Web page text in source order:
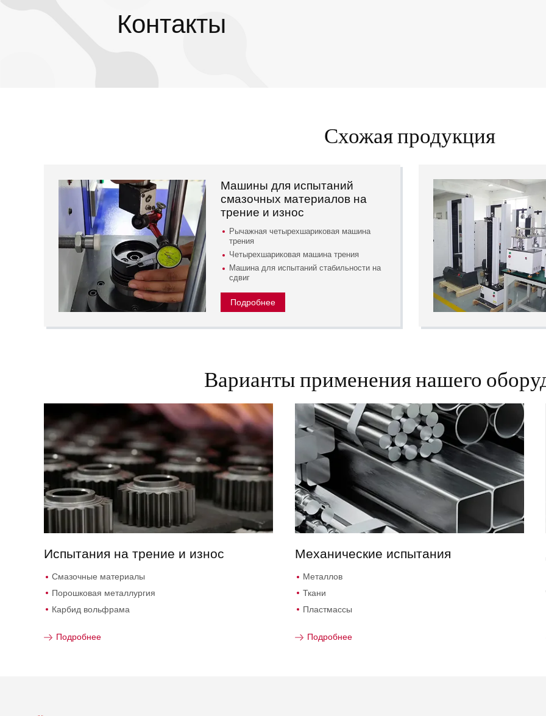
Контакты
Схожая продукция
Машины для испытаний
смазочных материалов на
трение и износ
Рычажная четырехшариковая машина
трения
Четырехшариковая машина трения
Машина для испытаний стабильности на
сдвиг
Подробнее
Варианты применения нашего
Испытания на трение и износ
Смазочные материалы
Порошковая металлургия
Карбид вольфрама
Подробнее
Механические испытания
Металлов
Ткани
Пластмассы
Подробнее